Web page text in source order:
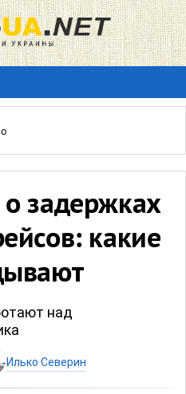
задержках
какие
над
Илько Северин